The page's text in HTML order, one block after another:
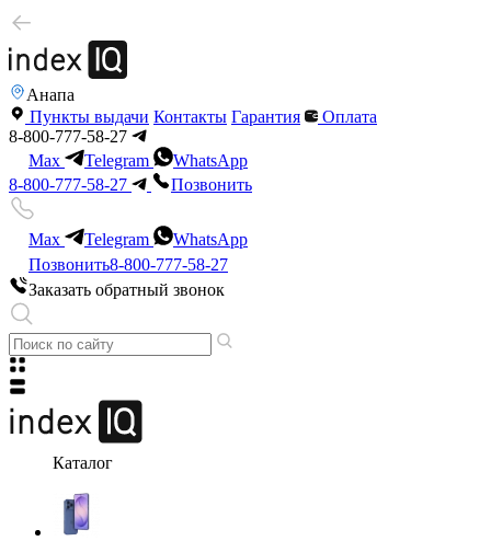
Анапа
Пункты выдачи Контакты Гарантия
Оплата
8-800-777-58-27
Max
Telegram
WhatsApp
8-800-777-58-27
Позвонить
Max Telegram
WhatsApp
Позвонить8-800-777-58-27
Заказать обратный звонок
Каталог